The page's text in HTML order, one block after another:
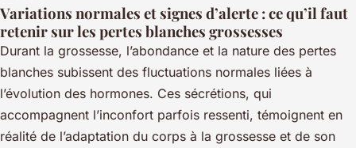
Variations normales et signes d’alerte : ce qu’il faut
retenir sur les pertes blanches grossesses
Durant la grossesse, l’abondance et la nature des pertes
blanches subissent des fluctuations normales liées à
l’évolution des hormones. Ces sécrétions, qui
accompagnent l’inconfort parfois ressenti, témoignent en
réalité de l’adaptation du corps à la grossesse et de son